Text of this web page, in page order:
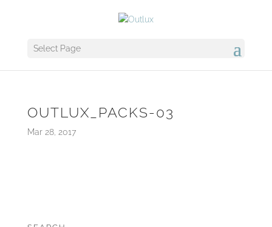
Select Page
OUTLUX_PACKS-03
Mar 28, 2017